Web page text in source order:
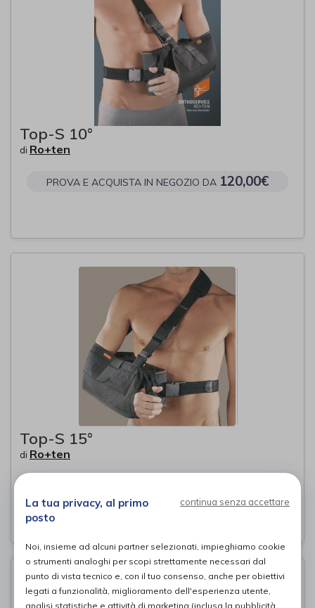
Top-S 10°
di Ro+ten
PROVA E ACQUISTA IN NEGOZIO DA 120,00€
Top-S 15°
di Ro+ten
La tua privacy, al primo
posto
continua senza accettare
Noi, insieme ad alcuni partner selezionati, impieghiamo cookie
o strumenti analoghi per scopi strettamente necessari dal
punto di vista tecnico e, con il tuo consenso, anche per obiettivi
legati a funzionalità, miglioramento dell'esperienza utente,
analisi statistiche e attività di marketing (inclusa la pubblicità